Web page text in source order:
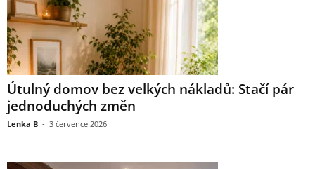
Útulný domov bez velkých nákladů: Stačí pár
jednoduchých změn
Lenka B - 3 července 2026